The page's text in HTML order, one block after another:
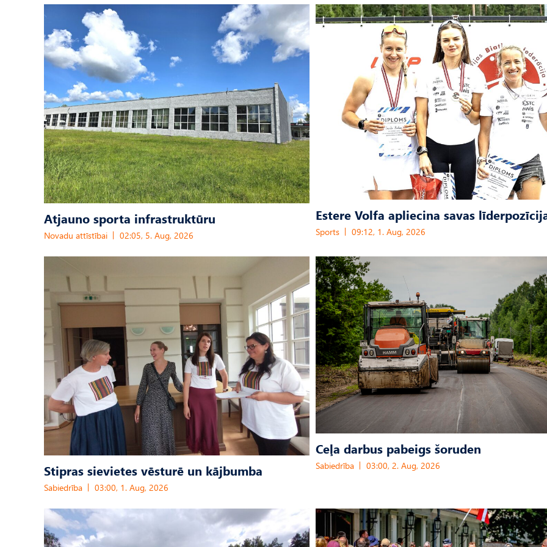
Atjauno sporta infrastruktūru
Novadu attīstībai 02:05, 5. Aug, 2026
Estere Volfa apliecina savas
Sports 09:12, 1. Aug, 2026
Stipras sievietes vēsturē un kājbumba
Sabiedrība 03:00, 1. Aug, 2026
Ceļa darbus pabeigs šoruden
Sabiedrība 03:00, 2. Aug, 2026